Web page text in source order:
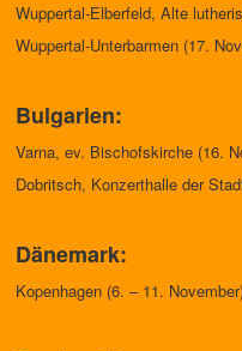
Wuppertal-Elberfeld, Alte
Wuppertal-Unterbarmen (17.
Bulgarien:
Varna, ev. Bischofskirche (16.
Dobritsch, Konzerthalle der
Dänemark:
Kopenhagen (6. – 11.